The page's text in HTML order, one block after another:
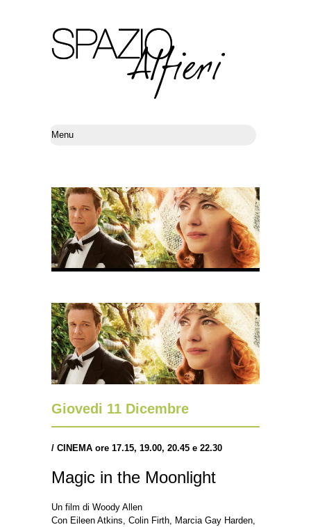
Giovedi 11 Dicembre
/ CINEMA ore 17.15, 19.00, 20.45 e 22.30
Magic in the Moonlight
Un film di Woody Allen
Con Eileen Atkins, Colin Firth, Marcia Gay Harden,